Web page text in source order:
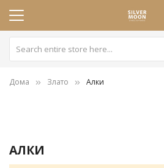
Дома Злато Алки
АЛКИ